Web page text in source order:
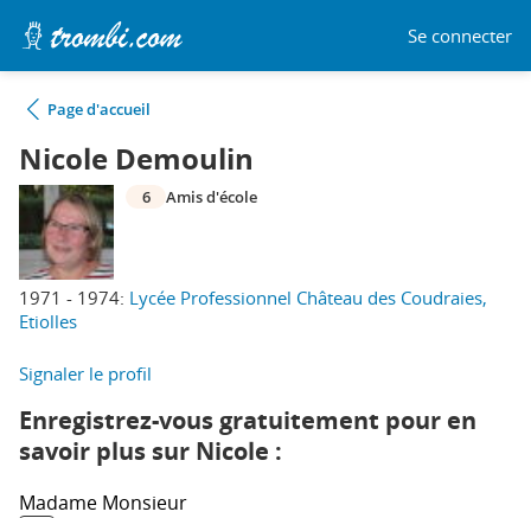
Se connecter
Page d'accueil
Nicole Demoulin
1971 - 1974: Lycée Professionnel Château des Coudraies,
Etiolles
6 Amis d'école
Signaler le profil
Enregistrez-vous gratuitement pour en
savoir plus sur Nicole :
Madame Monsieur